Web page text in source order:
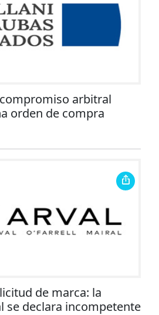
arbitral
orden de compra
de marca: la
se declara incompetente